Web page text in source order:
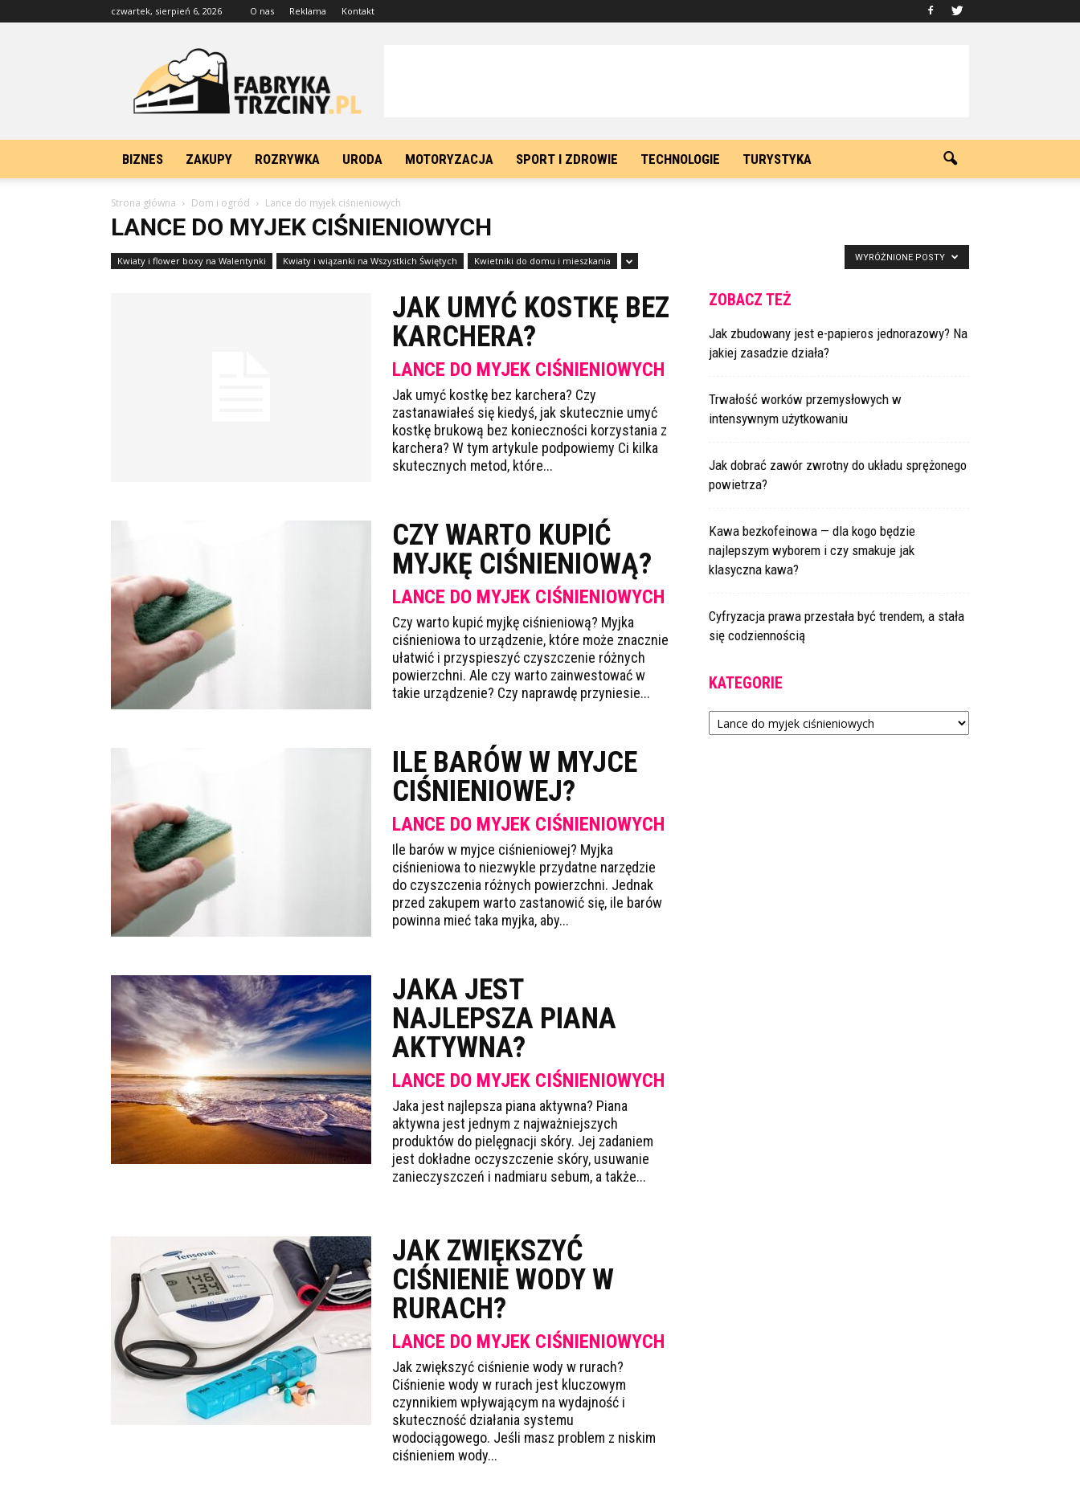
czwartek, sierpień 6, 2026 O nas Reklama Kontakt
FabrykaTrzciny.pl
BIZNES ZAKUPY ROZRYWKA URODA MOTORYZACJA SPORT I ZDROWIE TECHNOLOGIE TURYSTYKA
Strona główna Dom i ogród Lance do myjek ciśnieniowych
LANCE DO MYJEK CIŚNIENIOWYCH
Kwiaty i flower boxy na Walentynki Kwiaty i wiązanki na Wszystkich Świętych Kwietniki do domu i mieszkania WYRÓŻNIONE POSTY
JAK UMYĆ KOSTKĘ BEZ
KARCHERA?
LANCE DO MYJEK CIŚNIENIOWYCH
Jak umyć kostkę bez karchera? Czy
zastanawiałeś się kiedyś, jak skutecznie umyć
kostkę brukową bez konieczności korzystania z
karchera? W tym artykule podpowiemy Ci kilka
skutecznych metod, które...
CZY WARTO KUPIĆ
MYJKĘ CIŚNIENIOWĄ?
LANCE DO MYJEK CIŚNIENIOWYCH
Czy warto kupić myjkę ciśnieniową? Myjka
ciśnieniowa to urządzenie, które może znacznie
ułatwić i przyspieszyć czyszczenie różnych
powierzchni. Ale czy warto zainwestować w
takie urządzenie? Czy naprawdę przyniesie...
ILE BARÓW W MYJCE
CIŚNIENIOWEJ?
LANCE DO MYJEK CIŚNIENIOWYCH
Ile barów w myjce ciśnieniowej? Myjka
ciśnieniowa to niezwykle przydatne narzędzie
do czyszczenia różnych powierzchni. Jednak
przed zakupem warto zastanowić się, ile barów
powinna mieć taka myjka, aby...
JAKA JEST
NAJLEPSZA PIANA
AKTYWNA?
LANCE DO MYJEK CIŚNIENIOWYCH
Jaka jest najlepsza piana aktywna? Piana
aktywna jest jednym z najważniejszych
produktów do pielęgnacji skóry. Jej zadaniem
jest dokładne oczyszczenie skóry, usuwanie
zanieczyszczeń i nadmiaru sebum, a także...
JAK ZWIĘKSZYĆ
CIŚNIENIE WODY W
RURACH?
LANCE DO MYJEK CIŚNIENIOWYCH
Jak zwiększyć ciśnienie wody w rurach?
Ciśnienie wody w rurach jest kluczowym
czynnikiem wpływającym na wydajność i
skuteczność działania systemu
wodociągowego. Jeśli masz problem z niskim
ciśnieniem wody...
ZOBACZ TEŻ
Jak zbudowany jest e-papieros jednorazowy? Na
jakiej zasadzie działa?
Trwałość worków przemysłowych w
intensywnym użytkowaniu
Jak dobrać zawór zwrotny do układu sprężonego
powietrza?
Kawa bezkofeinowa — dla kogo będzie
najlepszym wyborem i czy smakuje jak
klasyczna kawa?
Cyfryzacja prawa przestała być trendem, a stała
się codziennością
KATEGORIE
Kategorie